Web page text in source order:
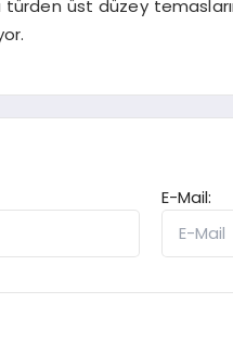
türden üst düzey
E-Mail: